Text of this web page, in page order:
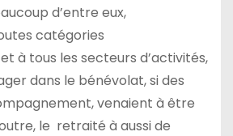
d’entre eux,
catégories
à tous les secteurs d’activités,
dans le bénévolat, si des
venaient à être
le retraité à aussi de